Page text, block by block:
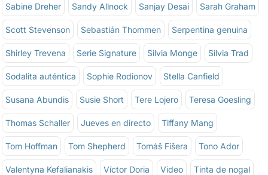
Sabine Dreher Sandy Allnock Sanjay Desai Sarah Graham
Scott Stevenson Sebastián Thommen Serpentina genuina
Shirley Trevena Serie Signature Silvia Monge Silvia Trad
Sodalita auténtica Sophie Rodionov Stella Canfield
Susana Abundis Susie Short Tere Lojero Teresa Goesling
Thomas Schaller Jueves en directo Tiffany Mang
Tom Hoffman Tom Shepherd Tomáš Fišera Tono Ador
Valentyna Kefalianakis Víctor Doria Video Tinta de nogal